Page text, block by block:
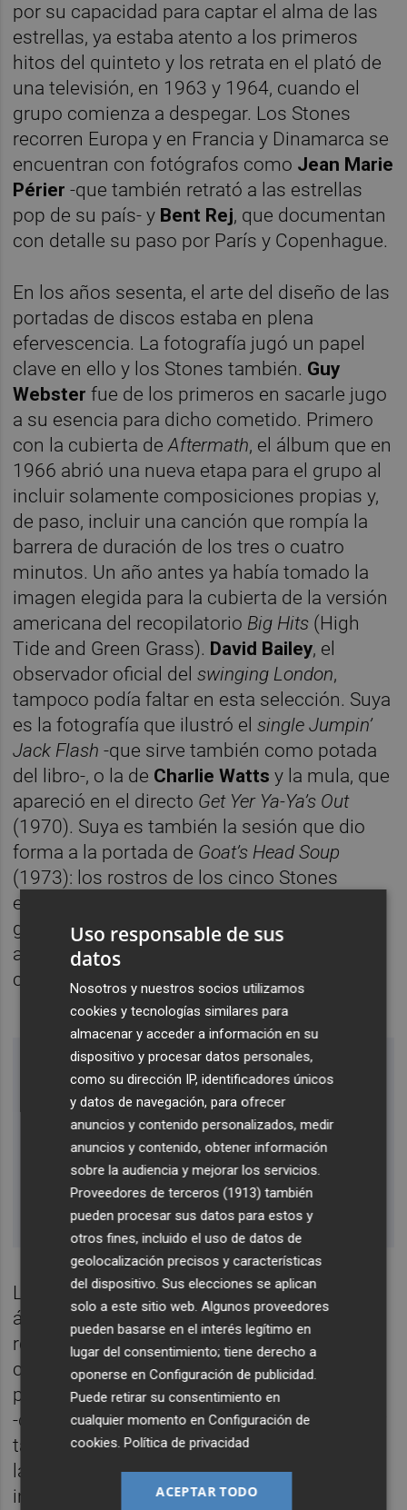
por su capacidad para captar el alma de las
estrellas, ya estaba atento a los primeros
hitos del quinteto y los retrata en el plató de
una televisión, en 1963 y 1964, cuando el
grupo comienza a despegar. Los Stones
recorren Europa y en Francia y Dinamarca se
encuentran con fotógrafos como Jean Marie
Périer -que también retrató a las estrellas
pop de su país- y Bent Rej, que documentan
con detalle su paso por París y Copenhague.
En los años sesenta, el arte del diseño de las
portadas de discos estaba en plena
efervescencia. La fotografía jugó un papel
clave en ello y los Stones también. Guy
Webster fue de los primeros en sacarle jugo
a su esencia para dicho cometido. Primero
con la cubierta deAftermath, el álbum que en
1966 abrió una nueva etapa para el grupo al
incluir solamente composiciones propias y,
de paso, incluir una canción que rompía la
barrera de duración de los tres o cuatro
minutos. Un año antes ya había tomado la
imagen elegida para la cubierta de la versión
americana del recopilatorio Big Hits (High
Tide and Green Grass). David Bailey, el
observador oficial delswinging London,
tampoco podía faltar en esta selección. Suya
es la fotografía que ilustró elsingle Jumpin’
Jack Flash -que sirve también como potada
del libro-, o la de Charlie Watts y la mula, que
apareció en el directo Get Yer Ya-Ya’s Out
(1970). Suya es también la sesión que dio
forma a la portada de Goat’s Head Soup
(1973): los rostros de los cinco Stones
envueltos en gasa, lo nunca visto en un
grupo que solía poner en primer plano los
afilados rasgos de la mayoría de sus
componentes.
Los Stones fueron pioneros en muchas
áreas. También en la del travestismo
rockero.Jerry Schatzberglos atrapó en un
callejón de Nueva York vestidos de mujer en
pleno 1966 y así surgió una de sus portadas
-de
single- más polémicas.Linda McCartney
también los fotografió en ese mismo viaje a
la ciudad y
Gered Mankowitzse encargó de
introducirles en la dimensión psicodélica
Uso responsable de sus
datos
Nosotros y nuestros socios utilizamos
cookies y tecnologías similares para
almacenar y acceder a información en su
dispositivo y procesar datos personales,
como su dirección IP, identificadores únicos
y datos de navegación, para ofrecer
anuncios y contenido personalizados, medir
anuncios y contenido, obtener información
sobre la audiencia y mejorar los servicios.
Proveedores de terceros (1913) también
pueden procesar sus datos para estos y
otros fines, incluido el uso de datos de
geolocalización precisos y características
del dispositivo. Sus elecciones se aplican
solo a este sitio web. Algunos proveedores
pueden basarse en el interés legítimo en
lugar del consentimiento; tiene derecho a
oponerse enConfiguración de publicidad
Puede retirar su consentimiento en
cualquier momento enConfiguración de
cookies .Política de privacidad
ACEPTAR TODO